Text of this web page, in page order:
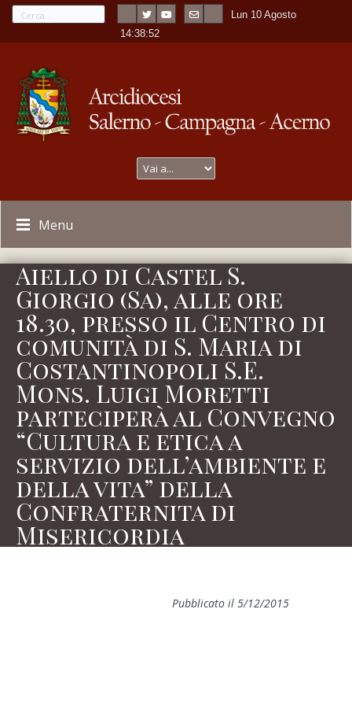
Lun 10 Agosto
14:38:52
Menu
Aiello di Castel S.
Giorgio (Sa), alle ore
18.30, presso il Centro di
comunità di S. Maria di
Costantinopoli S.E.
Mons. Luigi Moretti
parteciperà al Convegno
“Cultura e etica a
servizio dell’ambiente e
della vita” della
Confraternita di
Misericordia
Pubblicato il 5/12/2015